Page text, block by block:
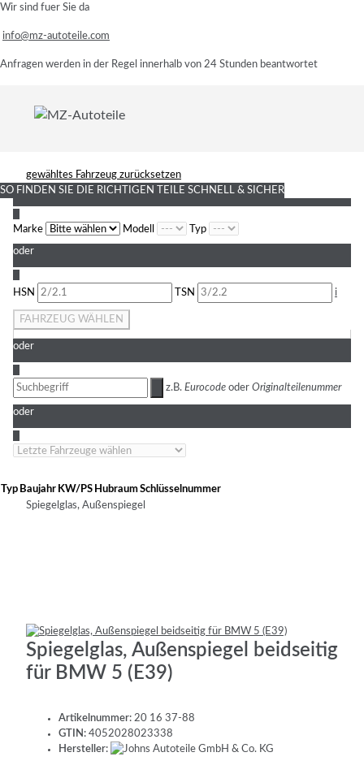
Wir sind fuer Sie da
info@mz-autoteile.com
Anfragen werden in der Regel innerhalb von 24 Stunden beantwortet
gewähltes Fahrzeug zurücksetzen
SO FINDEN SIE DIE RICHTIGEN TEILE SCHNELL & SICHER
Marke
Modell Typ
oder
HSN
TSN i
FAHRZEUG WÄHLEN
oder
z.B. Eurocode oder Originalteilenummer
oder
Typ Baujahr KW/PS HubraumSchlüsselnummer
Spiegelglas, Außenspiegel
Spiegelglas, Außenspiegel beidseitig
für BMW 5 (E39)
Artikelnummer: 20 16 37-88
GTIN: 4052028023338
Hersteller: